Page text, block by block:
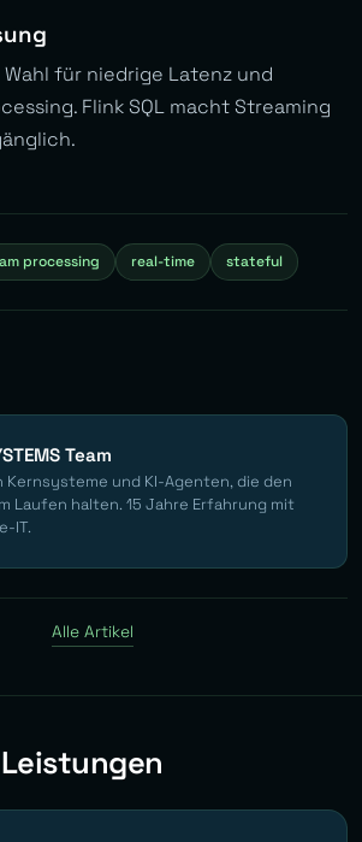
für niedrige Latenz und
Flink SQL macht Streaming
processing real-time stateful
Team
Kernsysteme und KI-Agenten, die den
Laufen halten. 15 Jahre Erfahrung mit
IT.
Alle Artikel